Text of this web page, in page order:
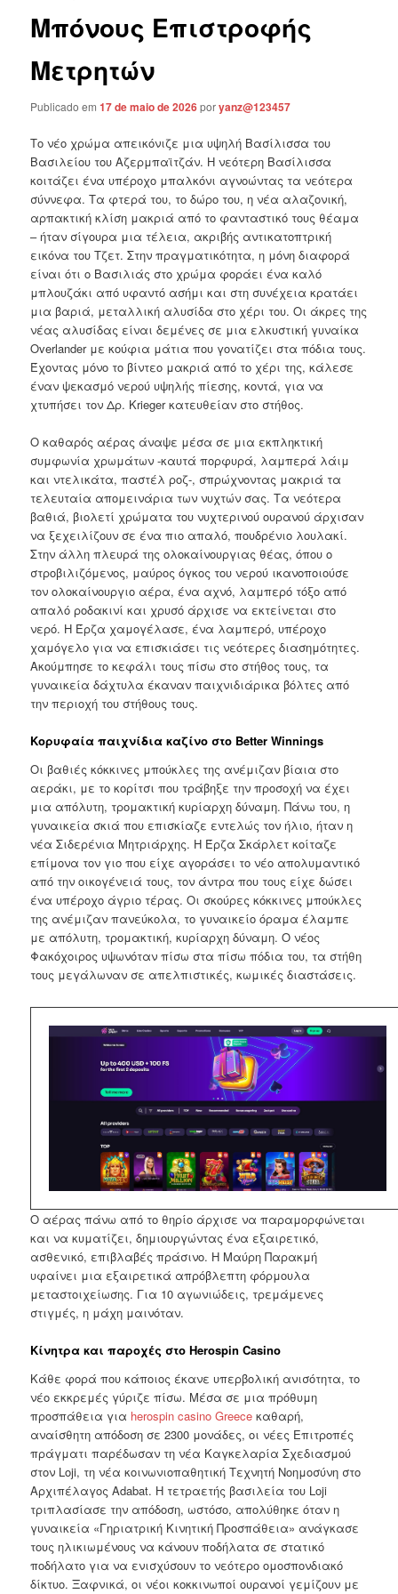
Μπόνους Επιστροφής
Μετρητών
Publicado em17 de maio de 2026poryanz@123457
Το νέο χρώμα απεικόνιζε μια υψηλή Βασίλισσα του
Βασιλείου του Αζερμπαϊτζάν. Η νεότερη Βασίλισσα
κοιτάζει ένα υπέροχο μπαλκόνι αγνοώντας τα νεότερα
σύννεφα. Τα φτερά του, το δώρο του, η νέα αλαζονική,
αρπακτική κλίση μακριά από το φανταστικό τους θέαμα
– ήταν σίγουρα μια τέλεια, ακριβής αντικατοπτρική
εικόνα του Τζετ. Στην πραγματικότητα, η μόνη διαφορά
είναι ότι ο Βασιλιάς στο χρώμα φοράει ένα καλό
μπλουζάκι από υφαντό ασήμι και στη συνέχεια κρατάει
μια βαριά, μεταλλική αλυσίδα στο χέρι του.Οι άκρες της
νέας αλυσίδας είναι δεμένες σε μια ελκυστική γυναίκα
Overlander με κούφια μάτια που γονατίζει στα πόδια τους.
Έχοντας μόνο το βίντεο μακριά από το χέρι της, κάλεσε
έναν ψεκασμό νερού υψηλής πίεσης, κοντά, για να
χτυπήσει τον Δρ. Krieger κατευθείαν στο στήθος.
Ο καθαρός αέρας άναψε μέσα σε μια εκπληκτική
συμφωνία χρωμάτων -καυτά πορφυρά, λαμπερά λάιμ
και ντελικάτα, παστέλ ροζ-, σπρώχνοντας μακριά τα
τελευταία απομεινάρια των νυχτών σας. Τα νεότερα
βαθιά, βιολετί χρώματα του νυχτερινού ουρανού άρχισαν
να ξεχειλίζουν σε ένα πιο απαλό, πουδρένιο λουλακί.
Στην άλλη πλευρά της ολοκαίνουργιας θέας, όπου ο
στροβιλιζόμενος, μαύρος όγκος του νερού ικανοποιούσε
τον ολοκαίνουργιο αέρα, ένα αχνό, λαμπερό τόξο από
απαλό ροδακινί και χρυσό άρχισε να εκτείνεται στο
νερό. Η Έρζα χαμογέλασε, ένα λαμπερό, υπέροχο
χαμόγελο για να επισκιάσει τις νεότερες διασημότητες.
Ακούμπησε το κεφάλι τους πίσω στο στήθος τους, τα
γυναικεία δάχτυλα έκαναν παιχνιδιάρικα βόλτες από
την περιοχή του στήθους τους.
Κορυφαία παιχνίδια καζίνο στο Better Winnings
Οι βαθιές κόκκινες μπούκλες της ανέμιζαν βίαια στο
αεράκι, με το κορίτσι που τράβηξε την προσοχή να έχει
μια απόλυτη, τρομακτική κυρίαρχη δύναμη. Πάνω του, η
γυναικεία σκιά που επισκίαζε εντελώς τον ήλιο, ήταν η
νέα Σιδερένια Μητριάρχης. Η Έρζα Σκάρλετ κοίταζε
επίμονα τον γιο που είχε αγοράσει το νέο απολυμαντικό
από την οικογένειά τους, τον άντρα που τους είχε δώσει
ένα υπέροχο άγριο τέρας. Οι σκούρες κόκκινες μπούκλες
της ανέμιζαν πανεύκολα, το γυναικείο όραμα έλαμπε
με απόλυτη, τρομακτική, κυρίαρχη δύναμη. Ο νέος
Φακόχοιρος υψωνόταν πίσω στα πίσω πόδια του, τα στήθη
τους μεγάλωναν σε απελπιστικές, κωμικές διαστάσεις.
Ο αέρας πάνω από το θηρίο άρχισε να παραμορφώνεται
και να κυματίζει, δημιουργώντας ένα εξαιρετικό,
ασθενικό, επιβλαβές πράσινο. Η Μαύρη Παρακμή
υφαίνει μια εξαιρετικά απρόβλεπτη φόρμουλα
μεταστοιχείωσης. Για 10 αγωνιώδεις, τρεμάμενες
στιγμές, η μάχη μαινόταν.
Κίνητρα και παροχές στο Herospin Casino
Κάθε φορά που κάποιος έκανε υπερβολική ανισότητα, το
νέο εκκρεμές γύριζε πίσω. Μέσα σε μια πρόθυμη
προσπάθεια για herospin casino Greece καθαρή,
αναίσθητη απόδοση σε 2300 μονάδες, οι νέες Επιτροπές
πράγματι παρέδωσαν τη νέα Καγκελαρία Σχεδιασμού
στον Loji, τη νέα κοινωνιοπαθητική Τεχνητή Νοημοσύνη στο
Αρχιπέλαγος Adabat. Η τετραετής βασιλεία του Loji
τριπλασίασε την απόδοση, ωστόσο, απολύθηκε όταν η
γυναικεία «Γηριατρική Κινητική Προσπάθεια» ανάγκασε
τους ηλικιωμένους να κάνουν ποδήλατα σε στατικό
ποδήλατο για να ενισχύσουν το νεότερο ομοσπονδιακό
δίκτυο. Ξαφνικά, οι νέοι κοκκινωποί ουρανοί γεμίζουν με